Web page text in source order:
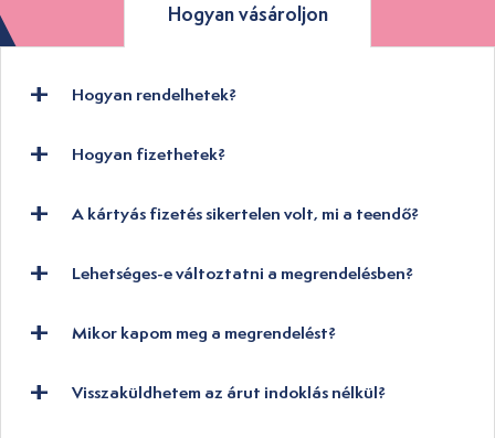
Hogyan vásároljon
Hogyan rendelhetek?
Hogyan fizethetek?
A kártyás fizetés sikertelen volt, mi a teendő?
Lehetséges-e változtatni a megrendelésben?
Mikor kapom meg a megrendelést?
Visszaküldhetem az árut indoklás nélkül?